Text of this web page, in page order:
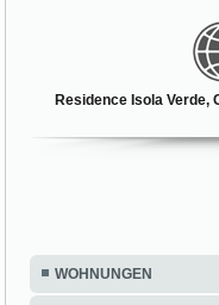
Residence Isola Verde,
WOHNUNGEN